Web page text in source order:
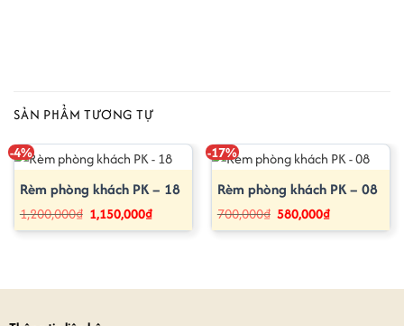
SẢN PHẨM TƯƠNG TỰ
-4%
Rèm phòng khách PK – 18
1,200,000₫ Giá
gốc
là:
1,150,000₫Giá
hiện
tại
-17%
Rèm phòng khách PK – 08
700,000₫ Giá
gốc
là:
580,000₫Giá
hiện
tại